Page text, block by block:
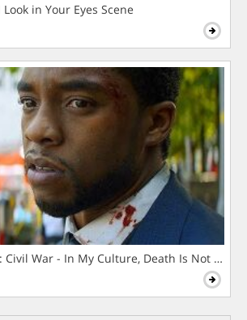
in Your Eyes Scene
Civil War - In My Culture, Death Is Not The